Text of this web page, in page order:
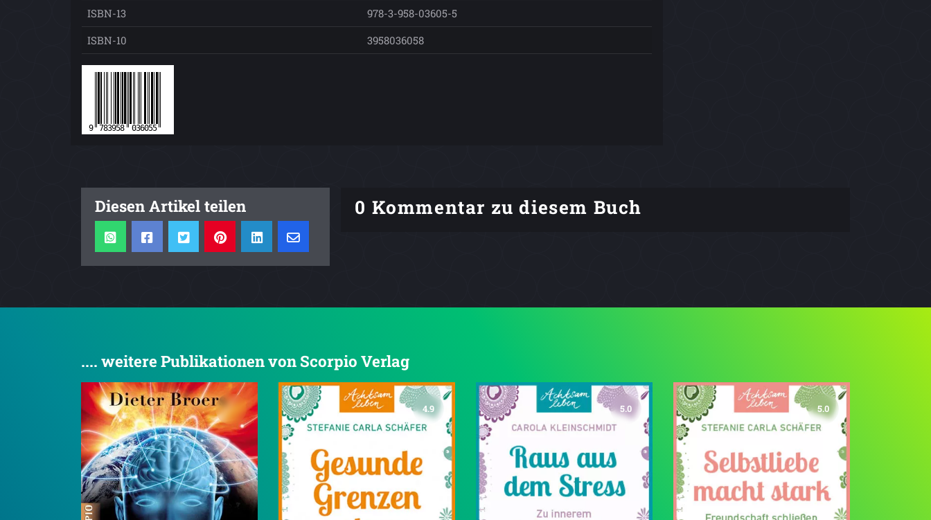
ISBN-13
978-3-958-03605-5
ISBN-10
3958036058
Diesen Artikel teilen 0 Kommentar zu diesem Buch
.... weitere Publikationen von Scorpio Verlag
4.9 5.0 5.0